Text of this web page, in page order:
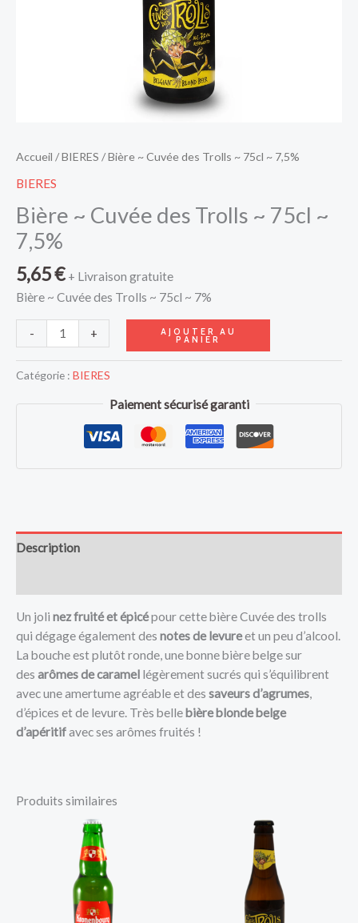
Accueil /BIERES / Bière ~ Cuvée des Trolls ~ 75cl ~ 7,5%
BIERES
Bière ~ Cuvée des Trolls ~ 75cl ~
7,5%
5,65€ + Livraison gratuite
Bière ~ Cuvée des Trolls ~ 75cl ~ 7%
- + AJOUTER AU
PANIER
Catégorie : BIERES
Paiement sécurisé garanti
Description
Un joli nez fruité et épicépour cette bière Cuvée des trolls
qui dégage également des notes de levureet un peu d’alcool.
La bouche est plutôt ronde, une bonne bière belge sur
des arômes de caramel légèrement sucrés qui s’équilibrent
avec une amertume agréable et des saveurs d’agrumes,
d’épices et de levure. Très belle bière blonde belge
d’apéritifavec ses arômes fruités !
Produits similaires